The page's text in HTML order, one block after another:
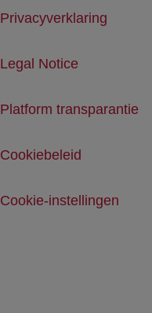
Privacyverklaring
Legal Notice
Platform transparantie
Cookiebeleid
Cookie-instellingen